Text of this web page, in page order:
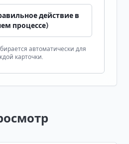
действие в
процессе)
автоматически для
карточки.